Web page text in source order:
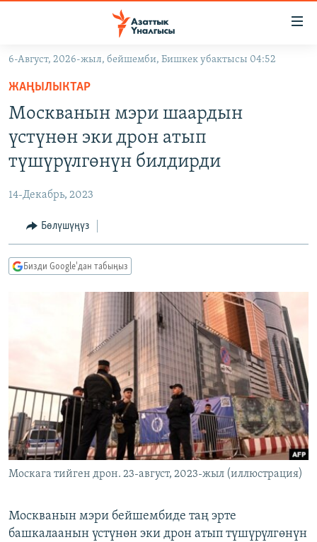
Навигацияга
өтүңүз
Издөөгө
салыңыз
МАДАНИЯТ
УКРАИНА
ТВ ПРОГРАММАЛАР
БҮГҮН АЗАТТЫКТА
ЭЖЕ-СИҢДИЛЕР
ЫҢГАЙСЫЗ СУРООЛОР
ПОДКАСТ
ОНЛАЙН ШЕРИНЕ
ЭЕ/АРнун бардык сайттары
6-Август, 2026-жыл, бейшемби, Бишкек убактысы 04:52
ЖАҢЫЛЫКТАР
Москванын мэри шаардын
үстүнөн эки дрон атып
түшүрүлгөнүн билдирди
14-Декабрь, 2023
Бөлүшүңүз
Бизди Google'дан табыңыз
Москага тийген дрон. 23-август, 2023-жыл (иллюстрация)
Москванын мэри бейшембиде таң эрте
башкалаанын үстүнөн эки дрон атып түшүрүлгөнүн